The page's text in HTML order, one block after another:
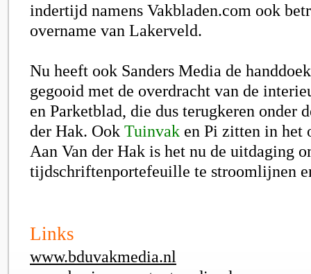
indertijd namens Vakbladen.com ook
overname van Lakerveld.
Nu heeft ook Sanders Media de
gegooid met de overdracht van de
en Parketblad, die dus terugkeren onder
der Hak. Ook Tuinvak en Pi zitten in het
Aan Van der Hak is het nu de uitdaging
tijdschriftenportefeuille te stroomlijnen
Links
www.bduvakmedia.nl